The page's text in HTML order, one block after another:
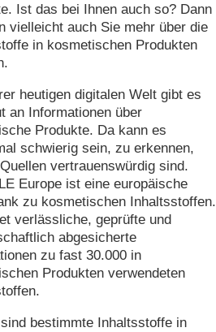
Ist das bei Ihnen auch so? Dann
vielleicht auch Sie mehr über die
in kosmetischen Produkten
heutigen digitalen Welt gibt es
an Informationen über
Produkte. Da kann es
schwierig sein, zu erkennen,
vertrauenswürdig sind.
Europe ist eine europäische
zu kosmetischen Inhaltsstoffen.
verlässliche, geprüfte und
abgesicherte
zu fast 30.000 in
Produkten verwendeten
bestimmte Inhaltsstoffe in